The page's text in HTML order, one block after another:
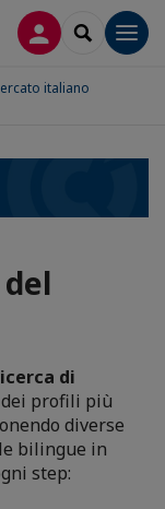
LOG INSEARCH
italiano
di
profili più
diverse
bilingue in
step: